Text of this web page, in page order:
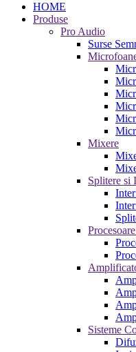
HOME
Produse
Pro Audio
Surse
Mixere
Splitere si
Sisteme